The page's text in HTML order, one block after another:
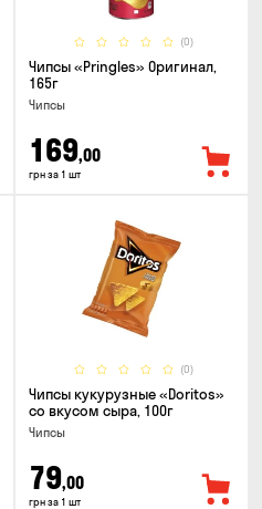
(0)
Чипсы «Pringles» Оригинал,
165г
Чипсы
169,00
грн за 1 шт
(0)
Чипсы кукурузные «Doritos»
со вкусом сыра, 100г
Чипсы
79,00
грн за 1 шт